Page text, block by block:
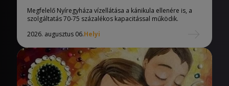
Megfelelő Nyíregyháza vízellátása a kánikula ellenére is, a
szolgáltatás 70-75 százalékos kapacitással működik.
2026. augusztus 06.Helyi